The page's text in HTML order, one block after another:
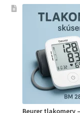
Beurer tlakomery